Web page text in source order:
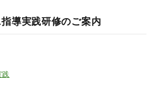
導実践研修のご案内